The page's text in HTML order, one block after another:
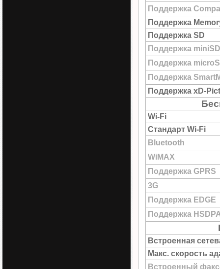
Поддержка
Поддержка
Поддержка SD
Поддержка miniSD
Поддержка
Поддержка
Поддержка xD-
Wi-Fi
Стандарт Wi-Fi
Bluetooth
WiMAX
Поддержка GPRS
3G
Поддержка EDGE
Поддержка
Встроенная
Макс. скорость
Встроенный